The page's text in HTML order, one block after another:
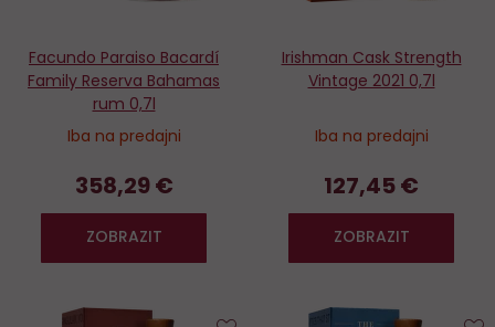
Facundo Paraiso Bacardí
Family Reserva Bahamas
rum 0,7l
Iba na predajni
358,29 €
ZOBRAZIT
Irishman Cask Strength
Vintage 2021 0,7l
Iba na predajni
127,45 €
ZOBRAZIT